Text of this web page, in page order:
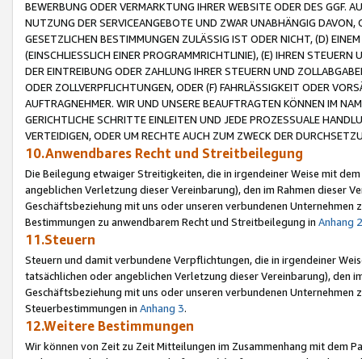
BEWERBUNG ODER VERMARKTUNG IHRER WEBSITE ODER DES GGF.
NUTZUNG DER SERVICEANGEBOTE UND ZWAR UNABHÄNGIG
GESETZLICHEN BESTIMMUNGEN ZULÄSSIG IST ODER NICHT, (D)
(EINSCHLIESSLICH EINER PROGRAMMRICHTLINIE), (E) IHREN
DER EINTREIBUNG ODER ZAHLUNG IHRER STEUERN UND
ODER ZOLLVERPFLICHTUNGEN, ODER (F) FAHRLÄSSIGKEIT ODER
AUFTRAGNEHMER. WIR UND UNSERE BEAUFTRAGTEN KÖNNEN IM
GERICHTLICHE SCHRITTE EINLEITEN UND JEDE PROZESSUALE
VERTEIDIGEN, ODER UM RECHTE AUCH ZUM ZWECK DER
10.Anwendbares Recht und Streitbeilegung
Die Beilegung etwaiger Streitigkeiten, die in irgendeiner Weise mit
angeblichen Verletzung dieser Vereinbarung), den im Rahmen dieser
Geschäftsbeziehung mit uns oder unseren verbundenen
Bestimmungen zu anwendbarem Recht und Streitbeilegung in Anhang 2
11.Steuern
Steuern und damit verbundene Verpflichtungen, die in irgendeiner
tatsächlichen oder angeblichen Verletzung dieser Vereinbarung), den
Geschäftsbeziehung mit uns oder unseren verbundenen
Steuerbestimmungen in Anhang 3.
12.Weitere Bestimmungen
Wir können von Zeit zu Zeit Mitteilungen im Zusammenhang mit dem